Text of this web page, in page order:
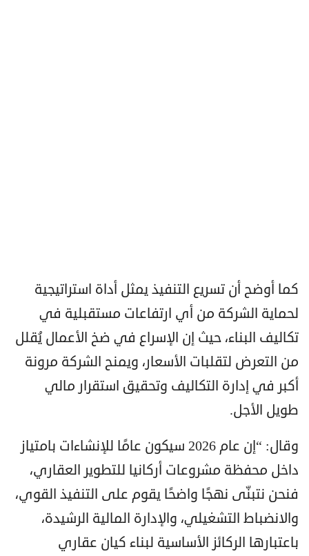
كما أوضح أن تسريع التنفيذ يمثل أداة استراتيجية
لحماية الشركة من أي ارتفاعات مستقبلية في
تكاليف البناء، حيث إن الإسراع في ضخ الأعمال يُقلل
من التعرض لتقلبات الأسعار، ويمنح الشركة مرونة
أكبر في إدارة التكاليف وتحقيق استقرار مالي
طويل الأجل.
وقال: “إن عام 2026 سيكون عامًا للإنشاءات بامتياز
داخل محفظة مشروعات أركانيا للتطوير العقاري،
فنحن نتبنّى نهجًا واضحًا يقوم على التنفيذ القوي،
والانضباط التشغيلي، والإدارة المالية الرشيدة،
باعتبارها الركائز الأساسية لبناء كيان عقاري